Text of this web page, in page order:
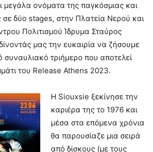
μεγάλα ονόματα της παγκόσμιας και
σε δύο stages, στην Πλατεία Νερού και
Πολιτισμού Ίδρυμα Σταύρος
μας την ευκαιρία να ζήσουμε
τριήμερο που αποτελεί
του Release Athens 2023.
Η Siouxsie ξεκίνησε την
καριέρα της το 1976 και
μέσα στα επόμενα χρόνια
θα παρουσίαζε μια σειρά
από δίσκους (με τους